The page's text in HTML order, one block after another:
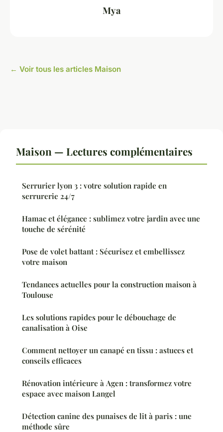
Mya
← Voir tous les articles Maison
Maison — Lectures complémentaires
Serrurier lyon 3 : votre solution rapide en
serrurerie 24/7
Hamac et élégance : sublimez votre jardin avec une
touche de sérénité
Pose de volet battant : Sécurisez et embellissez
votre maison
Tendances actuelles pour la construction maison à
Toulouse
Les solutions rapides pour le débouchage de
canalisation à Oise
Comment nettoyer un canapé en tissu : astuces et
conseils efficaces
Rénovation intérieure à Agen : transformez votre
espace avec maison Langel
Détection canine des punaises de lit à paris : une
méthode sûre